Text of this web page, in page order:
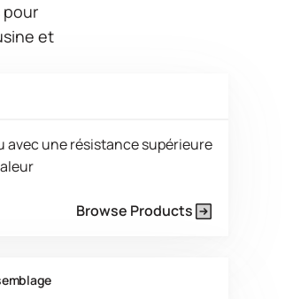
pour
et
avec une résistance supérieure
Browse Products